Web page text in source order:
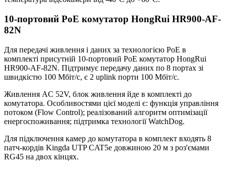
10-портовий PoE комутатор HongRui HR900-AF-
82N
Для передачі живлення і даних за технологією РоЕ в
комплекті присутній 10-портовий PoE комутатор HongRui
HR900-AF-82N. Підтримує передачу даних по 8 портах зі
швидкістю 100 Мбіт/с, є 2 uplink порти 100 Мбіт/с.
Живлення AC 52V, блок живлення йде в комплекті до
комутатора. Особливостями цієї моделі є: функція управління
потоком (Flow Control); реалізований алгоритм оптимізації
енергоспоживання; підтримка технології WatchDog.
Для підключення камер до комутатора в комплект входять 8
патч-кордів Kingda UTP CAT5e довжиною 20 м з роз'ємами
RG45 на двох кінцях.